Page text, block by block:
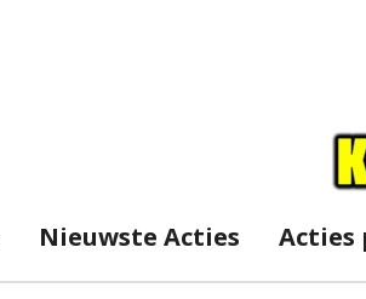
Nieuwste Acties Acties